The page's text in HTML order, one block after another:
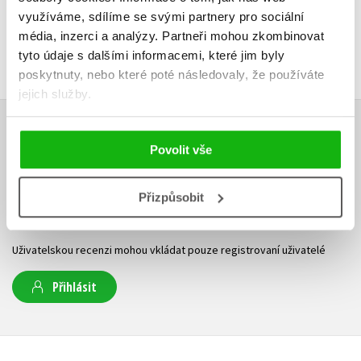
využíváme, sdílíme se svými partnery pro sociální
média, inzerci a analýzy. Partneři mohou zkombinovat
tyto údaje s dalšími informacemi, které jim byly
poskytnuty, nebo které poté následovaly, že používáte
jejich služby.
Povolit vše
Přizpůsobit
HODNOCENÍ ČTENÁŘŮ
V současné době nejsou vytvořena žádná uživatelská hodnocení.
Vaše hodnocení
Uživatelskou recenzi mohou vkládat pouze registrovaní uživatelé
Přihlásit